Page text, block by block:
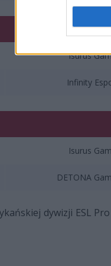
Isurus
Infinity
Isurus
DETONA
dywizji ESL